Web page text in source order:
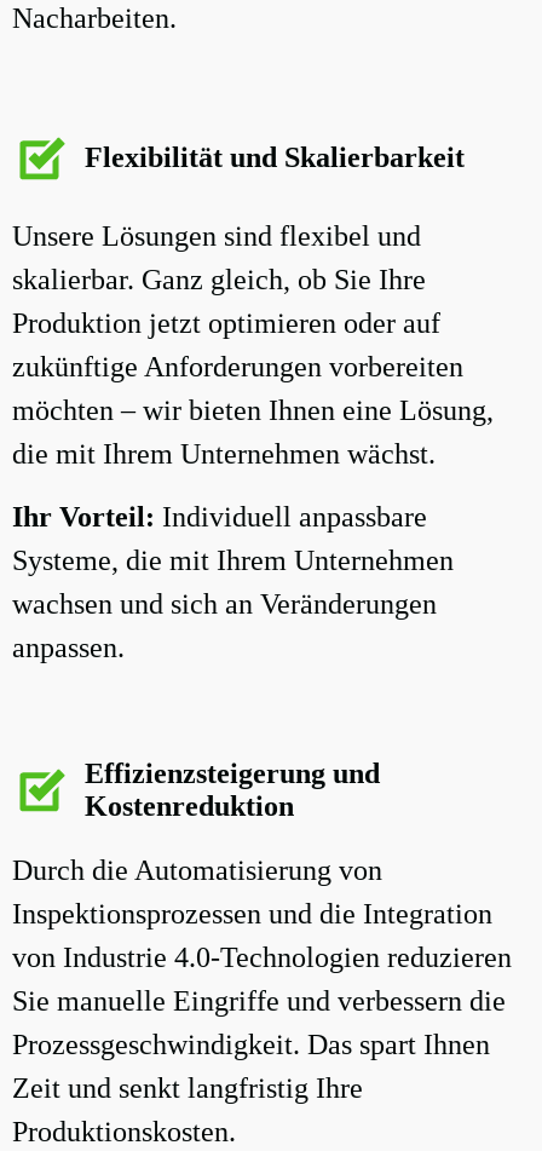
Nacharbeiten.
Flexibilität und Skalierbarkeit
Unsere Lösungen sind flexibel und
skalierbar. Ganz gleich, ob Sie Ihre
Produktion jetzt optimieren oder auf
zukünftige Anforderungen vorbereiten
möchten – wir bieten Ihnen eine Lösung,
die mit Ihrem Unternehmen wächst.
Ihr Vorteil: Individuell anpassbare
Systeme, die mit Ihrem Unternehmen
wachsen und sich an Veränderungen
anpassen.
Effizienzsteigerung und
Kostenreduktion
Durch die Automatisierung von
Inspektionsprozessen und die Integration
von Industrie 4.0-Technologien reduzieren
Sie manuelle Eingriffe und verbessern die
Prozessgeschwindigkeit. Das spart Ihnen
Zeit und senkt langfristig Ihre
Produktionskosten.